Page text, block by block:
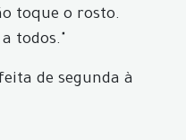
toque o rosto.
todos."
de segunda à